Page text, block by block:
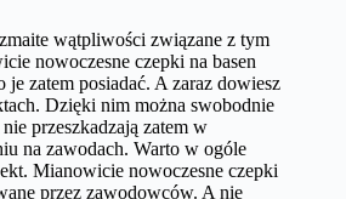
wątpliwości związane z tym
nowoczesne czepki na basen
je zatem posiadać. A zaraz dowiesz
Dzięki nim można swobodnie
przeszkadzają zatem w
na zawodach. Warto w ogóle
Mianowicie nowoczesne czepki
przez zawodowców. A nie